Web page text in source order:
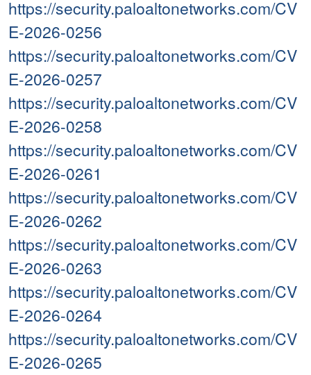
https://security.paloaltonetworks.com/CV
E-2026-0256
https://security.paloaltonetworks.com/CV
E-2026-0257
https://security.paloaltonetworks.com/CV
E-2026-0258
https://security.paloaltonetworks.com/CV
E-2026-0261
https://security.paloaltonetworks.com/CV
E-2026-0262
https://security.paloaltonetworks.com/CV
E-2026-0263
https://security.paloaltonetworks.com/CV
E-2026-0264
https://security.paloaltonetworks.com/CV
E-2026-0265